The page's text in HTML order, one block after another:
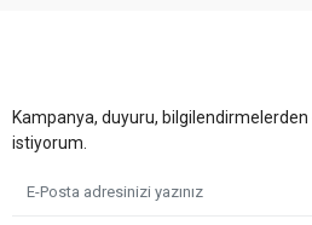
Kampanya, duyuru,
istiyorum.